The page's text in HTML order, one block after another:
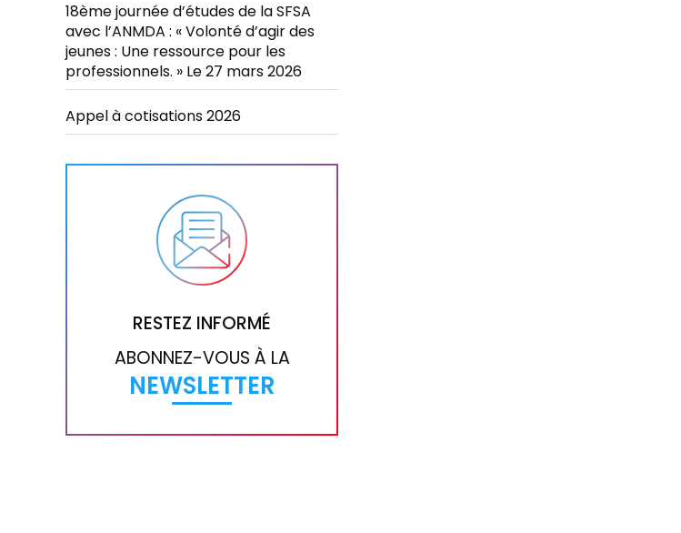
18ème journée d’études de la SFSA
avec l’ANMDA : « Volonté d’agir des
jeunes : Une ressource pour les
professionnels. » Le 27 mars 2026
Appel à cotisations 2026
RESTEZ INFORMÉ
ABONNEZ-VOUS À LA
NEWSLETTER